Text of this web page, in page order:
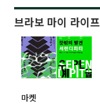
브라보 마이 라이프
마켓